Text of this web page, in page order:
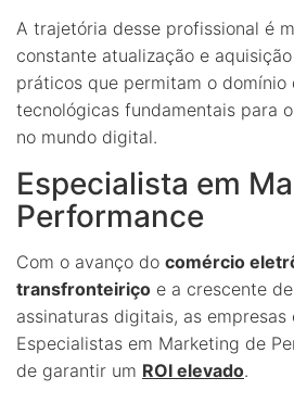
A trajetória desse profissional é
constante atualização e
práticos que permitam o domínio
tecnológicas fundamentais para
no mundo digital.
Especialista em
Performance
Com o avanço do comércio
transfronteiriço e a crescente
assinaturas digitais, as
Especialistas em Marketing de
de garantir um ROI elevado.